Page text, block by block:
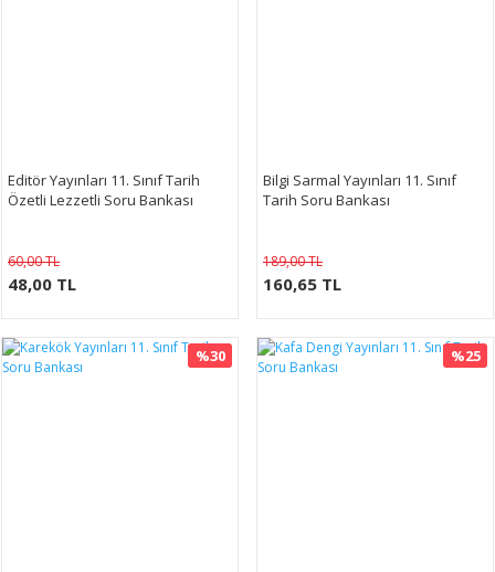
Editör Yayınları 11. Sınıf Tarih
Özetli Lezzetli Soru Bankası
60,00 TL
48,00 TL
Bilgi Sarmal Yayınları 11. Sınıf
Tarih Soru Bankası
189,00 TL
160,65 TL
%30 %25